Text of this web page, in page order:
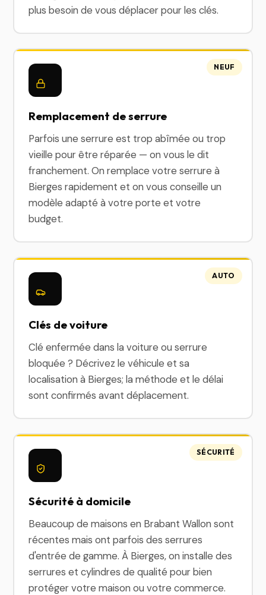
plus besoin de vous déplacer pour les clés.
Remplacement de serrure
Parfois une serrure est trop abîmée ou trop
vieille pour être réparée — on vous le dit
franchement. On remplace votre serrure à
Bierges rapidement et on vous conseille un
modèle adapté à votre porte et votre
budget.
NEUF
Clés de voiture
Clé enfermée dans la voiture ou serrure
bloquée ? Décrivez le véhicule et sa
localisation à Bierges; la méthode et le délai
sont confirmés avant déplacement.
AUTO
Sécurité à domicile
Beaucoup de maisons en Brabant Wallon sont
récentes mais ont parfois des serrures
d'entrée de gamme. À Bierges, on installe des
serrures et cylindres de qualité pour bien
protéger votre maison ou votre commerce.
SÉCURITÉ